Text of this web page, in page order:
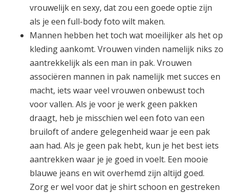
vrouwelijk en sexy, dat zou een goede optie zijn
als je een full-body foto wilt maken.
Mannen hebben het toch wat moeilijker als het op
kleding aankomt. Vrouwen vinden namelijk niks zo
aantrekkelijk als een man in pak. Vrouwen
associëren mannen in pak namelijk met succes en
macht, iets waar veel vrouwen onbewust toch
voor vallen. Als je voor je werk geen pakken
draagt, heb je misschien wel een foto van een
bruiloft of andere gelegenheid waar je een pak
aan had. Als je geen pak hebt, kun je het best iets
aantrekken waar je je goed in voelt. Een mooie
blauwe jeans en wit overhemd zijn altijd goed.
Zorg er wel voor dat je shirt schoon en gestreken